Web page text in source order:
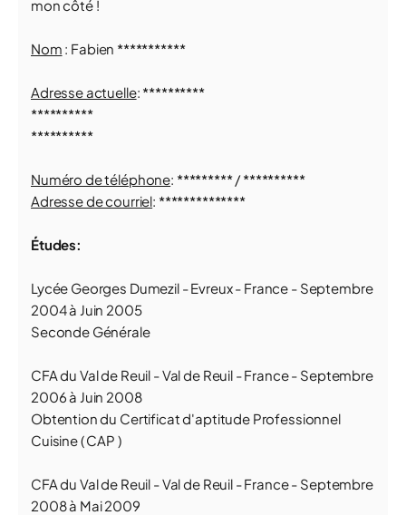
mon côté !
Nom : Fabien ***********
Adresse actuelle: **********
**********
**********
Numéro de téléphone: ********* / **********
Adresse de courriel: **************
Études:
Lycée Georges Dumezil - Evreux - France - Septembre
2004 à Juin 2005
Seconde Générale
CFA du Val de Reuil - Val de Reuil - France - Septembre
2006 à Juin 2008
Obtention du Certificat d'aptitude Professionnel
Cuisine ( CAP )
CFA du Val de Reuil - Val de Reuil - France - Septembre
2008 à Mai 2009